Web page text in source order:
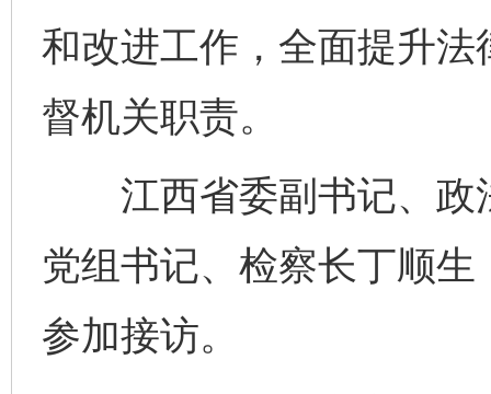
和改进工作，全面提升
督机关职责。
江西省委副书记、政
党组书记、检察长丁顺
参加接访。